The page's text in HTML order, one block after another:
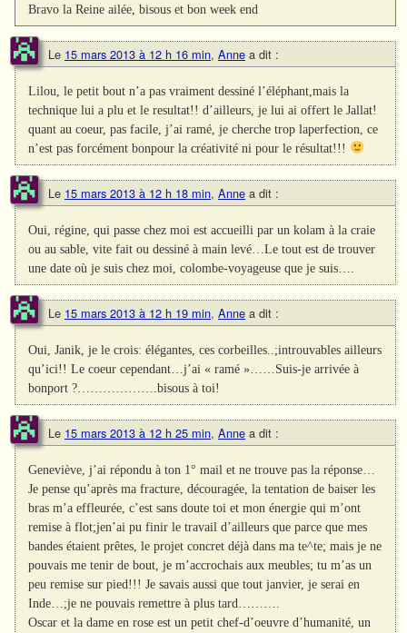
Bravo la Reine ailée, bisous et bon week end
Le 15 mars 2013 à 12 h 16 min, Anne a dit :
Lilou, le petit bout n’a pas vraiment dessiné l’éléphant,mais la
technique lui a plu et le resultat!! d’ailleurs, je lui ai offert le Jallat!
quant au coeur, pas facile, j’ai ramé, je cherche trop laperfection, ce
n’est pas forcément bonpour la créativité ni pour le résultat!!!
Le 15 mars 2013 à 12 h 18 min, Anne a dit :
Oui, régine, qui passe chez moi est accueilli par un kolam à la craie
ou au sable, vite fait ou dessiné à main levé…Le tout est de trouver
une date où je suis chez moi, colombe-voyageuse que je suis….
Le 15 mars 2013 à 12 h 19 min, Anne a dit :
Oui, Janik, je le crois: élégantes, ces corbeilles..;introuvables ailleurs
qu’ici!! Le coeur cependant…j’ai « ramé »……Suis-je arrivée à
bonport ?……………….bisous à toi!
Le 15 mars 2013 à 12 h 25 min, Anne a dit :
Geneviève, j’ai répondu à ton 1° mail et ne trouve pas la réponse…
Je pense qu’après ma fracture, découragée, la tentation de baiser les
bras m’a effleurée, c’est sans doute toi et mon énergie qui m’ont
remise à flot;jen’ai pu finir le travail d’ailleurs que parce que mes
bandes étaient prêtes, le projet concret déjà dans ma te^te; mais je ne
pouvais me tenir de bout, je m’accrochais aux meubles; tu m’as un
peu remise sur pied!!! Je savais aussi que tout janvier, je serai en
Inde…;je ne pouvais remettre à plus tard……….
Oscar et la dame en rose est un petit chef-d’oeuvre d’humanité, un